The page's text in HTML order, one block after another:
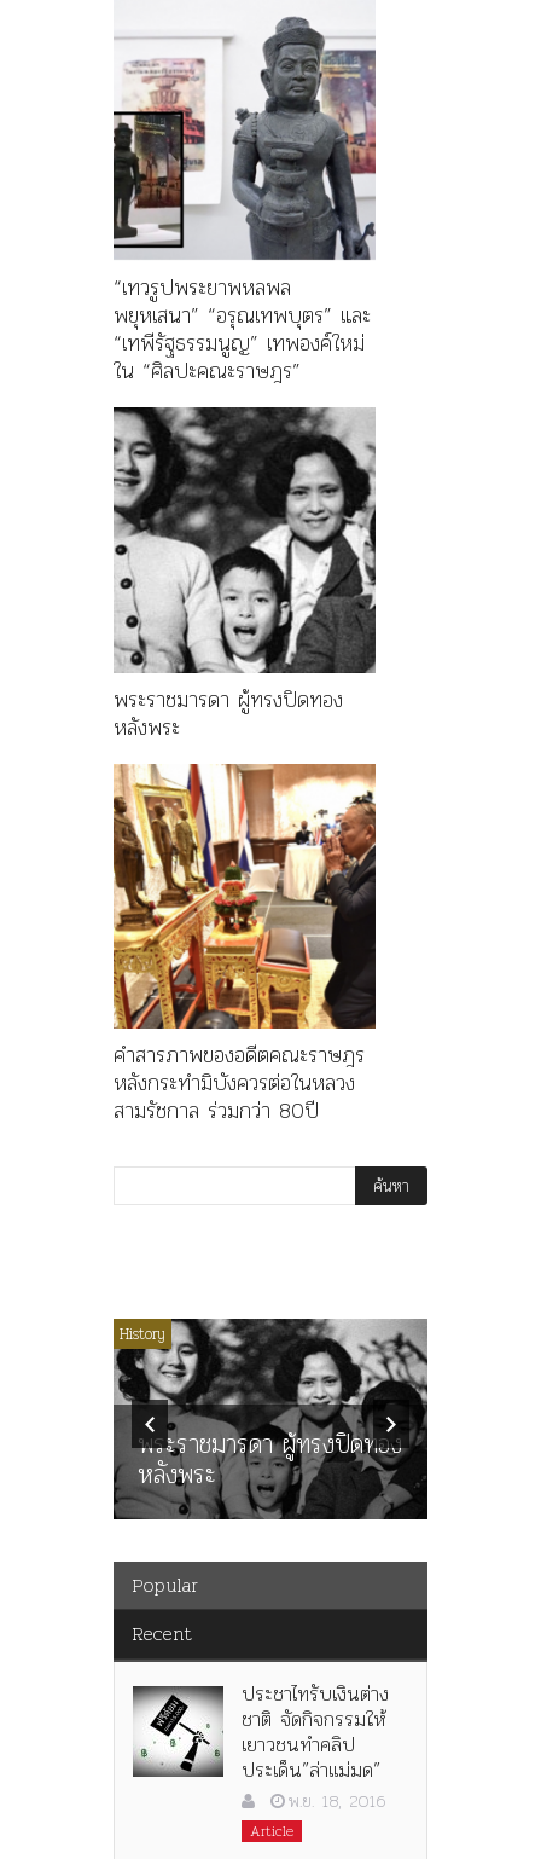
“เทวรูปพระยาพหลพล
พยุหเสนา” “อรุณเทพบุตร” และ
“เทพีรัฐธรรมนูญ” เทพองค์ใหม่
ใน “ศิลปะคณะราษฎร”
พระราชมารดา ผู้ทรงปิดทอง
หลังพระ
คำสารภาพของอดีตคณะราษฎร
หลังกระทำมิบังควรต่อในหลวง
สามรัชกาล ร่วมกว่า 80ปี
History
พระราชมารดา ผู้ทรงปิดทอง
หลังพระ
Popular
Recent
ประชาไทรับเงินต่าง
ชาติ จัดกิจกรรมให้
เยาวชนทำคลิป
ประเด็น”ล่าแม่มด”
พ.ย. 18, 2016
Article